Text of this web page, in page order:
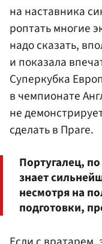
на наставника
роптать многие
надо сказать,
и показала
Суперкубка
в чемпионате
не
сделать в Праге.
Португалец,
знает
несмотря на
подготовки,